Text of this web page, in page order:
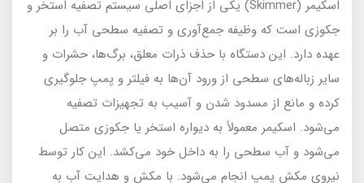
اسکیمر (Skimmer) یکی از اجزای اصلی سیستم تصفیه استخر و
جکوزی است که وظیفه جمع‌آوری و تصفیه سطحی آب را بر
عهده دارد. این دستگاه با حذف ذرات معلق، برگ‌ها، حشرات و
سایر زباله‌های سطحی از ورود آن‌ها به فیلتر و پمپ جلوگیری
کرده و مانع از مسدود شدن و آسیب به تجهیزات تصفیه
می‌شود. اسکیمر معمولاً به دیواره استخر یا جکوزی متصل
می‌شود و آب سطحی را به داخل خود می‌کشد. این کار توسط
نیروی مکش پمپ انجام می‌شود. با مکش و هدایت آب به